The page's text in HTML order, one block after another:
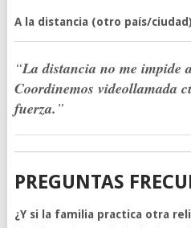
A la distancia (otro país/
“La distancia no me impide
Coordinemos videollamada
fuerza. ”
PREGUNTAS
¿Y si la familia practica otra